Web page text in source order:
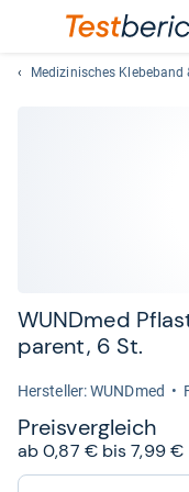
Medizinisches Klebeband
WUND­med
pa­rent, 6 St.
Her­stel­ler: WUNDmed
Preis­ver­gleich
ab 0,87 € bis 7,99 €